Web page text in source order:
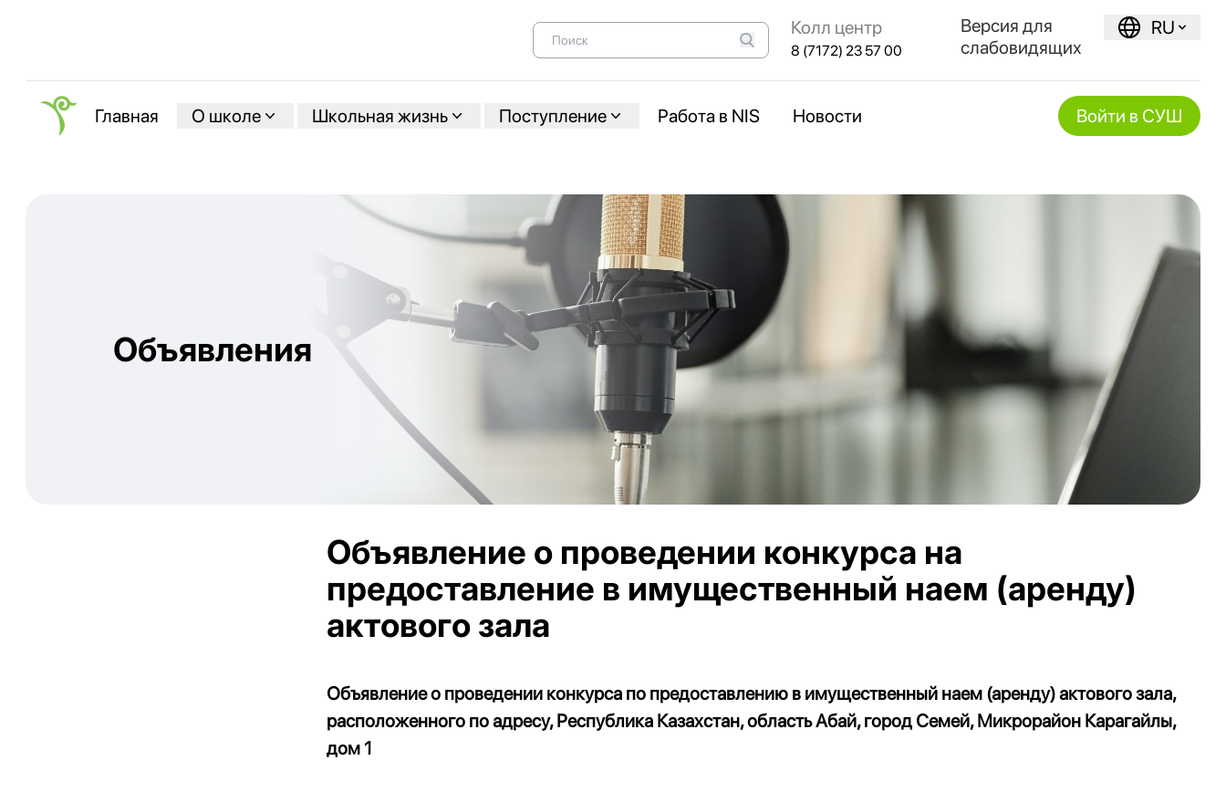
Колл центр
8 (7172) 23 57 00
Версия для
слабовидящих
RU
Главная О школе Школьная жизнь Поступление Работа в NIS Новости Войти в СУШ
Объявления
Объявление о проведении конкурса на
предоставление в имущественный наем (аренду)
актового зала
Объявление о проведении конкурса по предоставлению в имущественный наем (аренду)актового зала,
расположенного по адресу, Республика Казахстан, область Абай, город Семей, Микрорайон Карагайлы,
дом 1